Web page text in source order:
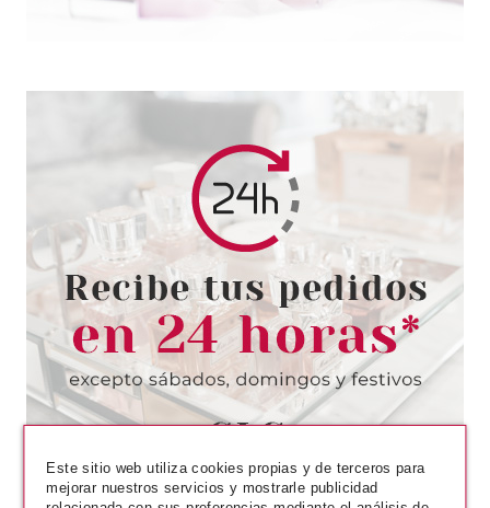
ESSENCE
ESSENCE YOU MAKE MY DAY!
ILUMINADOR 6.8 GR
Pvr 4.89€
-16%
desde
4.10€
Este sitio web utiliza cookies propias y de terceros para
mejorar nuestros servicios y mostrarle publicidad